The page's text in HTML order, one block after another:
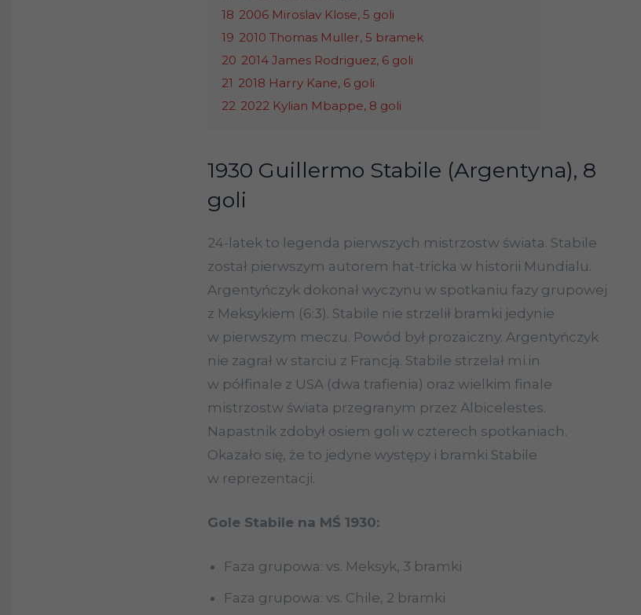
18 2006 Miroslav Klose, 5 goli
19 2010 Thomas Muller, 5 bramek
20 2014 James Rodriguez, 6 goli
21 2018 Harry Kane, 6 goli
22 2022 Kylian Mbappe, 8 goli
1930 Guillermo Stabile (Argentyna), 8
goli
24-latek to legenda pierwszych mistrzostw świata. Stabile
został pierwszym autorem hat-tricka w historii Mundialu.
Argentyńczyk dokonał wyczynu w spotkaniu fazy grupowej
z Meksykiem (6:3). Stabile nie strzelił bramki jedynie
w pierwszym meczu. Powód był prozaiczny. Argentyńczyk
nie zagrał w starciu z Francją. Stabile strzelał mi.in
w półfinale z USA (dwa trafienia) oraz wielkim finale
mistrzostw świata przegranym przez Albicelestes.
Napastnik zdobył osiem goli w czterech spotkaniach.
Okazało się, że to jedyne występy i bramki Stabile
w reprezentacji.
Gole Stabile na MŚ 1930:
Faza grupowa: vs. Meksyk, 3 bramki
Faza grupowa: vs. Chile, 2 bramki